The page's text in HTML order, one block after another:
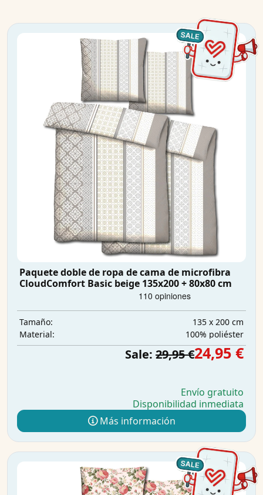
Paquete doble de ropa de cama de microfibra
CloudComfort Basic beige 135x200 + 80x80 cm
Tamaño:
135 x 200 cm
Material:
100% poliéster
Sale: 29,95 €24,95 €
Envío gratuito
Disponibilidad inmediata
Más información